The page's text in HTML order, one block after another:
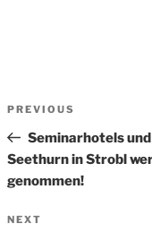
Previous
Post
PREVIOUS
Seminarhotels
Seethurn in Strobl
genommen!
Next
NEXT